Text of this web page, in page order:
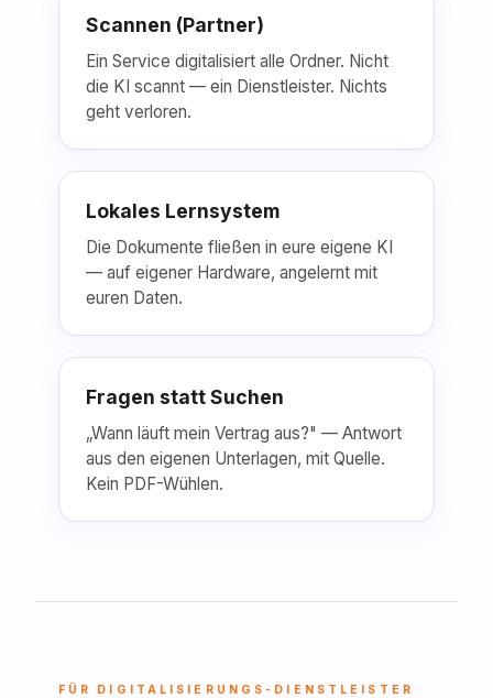
Scannen (Partner)
Ein Service digitalisiert alle Ordner. Nicht
die KI scannt — ein Dienstleister. Nichts
geht verloren.
Lokales Lernsystem
Die Dokumente fließen in eure eigene KI
— auf eigener Hardware, angelernt mit
euren Daten.
Fragen statt Suchen
„Wann läuft mein Vertrag aus?" — Antwort
aus den eigenen Unterlagen, mit Quelle.
Kein PDF-Wühlen.
FÜR DIGITALISIERUNGS-DIENSTLEISTER